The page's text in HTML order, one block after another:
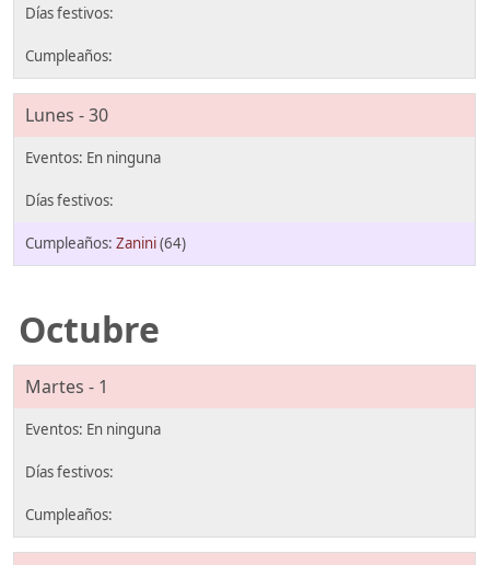
Lunes - 30
Zanini(64)
Octubre
Martes - 1